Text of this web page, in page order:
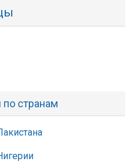
странам